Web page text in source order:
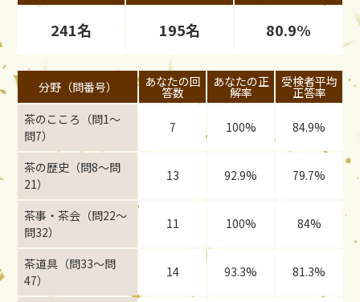
241名 195名 80.9%
分野（問番号） あなたの回
答数
あなたの正
解率
受検者平均
正答率
茶のこころ（問1〜
問7）
7 100% 84.9%
茶の歴史（問8〜問
21）
13 92.9% 79.7%
茶事・茶会（問22〜
問32）
11 100% 84%
茶道具（問33〜問
47）
14 93.3% 81.3%